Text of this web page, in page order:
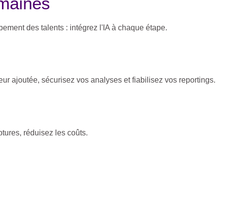
des talents : intégrez l'IA à chaque étape.
ajoutée, sécurisez vos analyses et fiabilisez vos reportings.
réduisez les coûts.